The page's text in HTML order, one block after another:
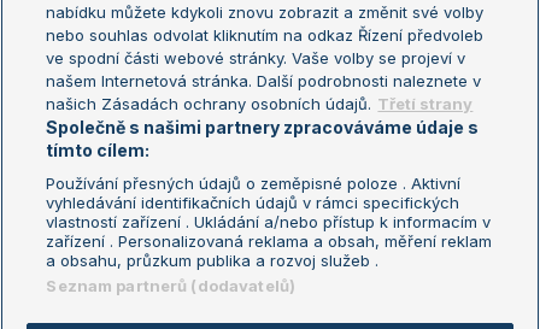
Aktualní trendy
Fotbalové přestupy
Livesport Daily
LS Prague Open
Podmínky užití
Nastavení soukromí
GDPR a žurnalistika
Reklama
Kontakt
Informace o zpracování osobních
údajů
nabídku můžete kdykoli znovu zobrazit a změnit své volby
nebo souhlas odvolat kliknutím na odkaz Řízení předvoleb
ve spodní části webové stránky. Vaše volby se projeví v
našem Internetová stránka. Další podrobnosti naleznete v
našich Zásadách ochrany osobních údajů. Třetí strany
Společně s našimi partnery zpracováváme údaje s
tímto cílem:
Používání přesných údajů o zeměpisné poloze . Aktivní
vyhledávání identifikačních údajů v rámci specifických
vlastností zařízení . Ukládání a/nebo přístup k informacím v
zařízení . Personalizovaná reklama a obsah, měření reklam
a obsahu, průzkum publika a rozvoj služeb .
Seznam partnerů (dodavatelů)